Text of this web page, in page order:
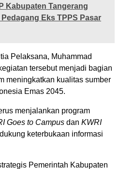
Kabupaten Tangerang
Eks TPPS Pasar
Pelaksana, Muhammad
tersebut menjadi bagian
meningkatkan kualitas sumber
Emas 2045.
menjalankan program
Goes to Campus dan KWRI
keterbukaan informasi
Pemerintah Kabupaten